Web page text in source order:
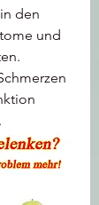
den
und